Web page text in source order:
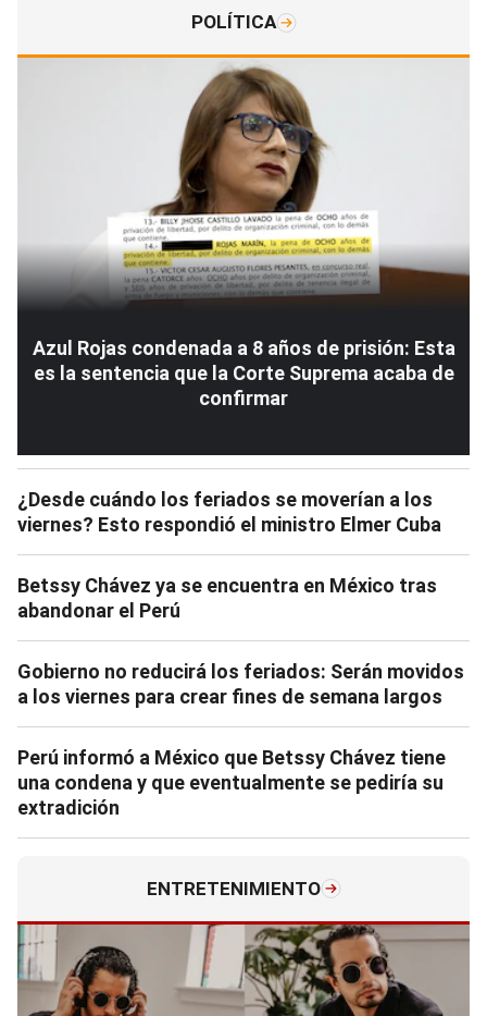
POLÍTICA
Azul Rojas condenada a 8 años de prisión: Esta
es la sentencia que la Corte Suprema acaba de
confirmar
¿Desde cuándo los feriados se moverían a los
viernes? Esto respondió el ministro Elmer Cuba
Betssy Chávez ya se encuentra en México tras
abandonar el Perú
Gobierno no reducirá los feriados: Serán movidos
a los viernes para crear fines de semana largos
Perú informó a México que Betssy Chávez tiene
una condena y que eventualmente se pediría su
extradición
ENTRETENIMIENTO